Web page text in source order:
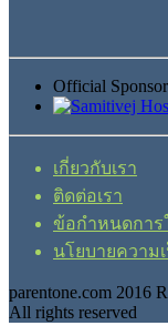
Official
เกี่ยวกับเรา
ติดต่อเรา
ข้อกำหนดการ
นโยบายความ
parentone.com 2016
All rights reserved